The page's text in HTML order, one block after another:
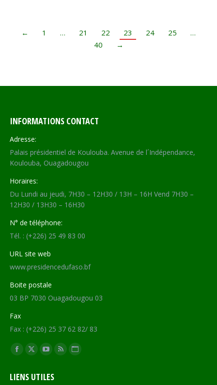
← 1 … 21 22 23 24 25
…
40
→
INFORMATIONS CONTACT
Adresse:
Palais présidentiel de Koulouba. Avenue de l´Indépendance,
Koulouba, Ouagadougou
Horaires:
Du Lundi au jeudi, 7H30 – 12H30 / 13H – 16H Vend 7H30 –
12H30 / 13H30 – 16H30
N° de téléphone:
Tél. : (+226) 25 49 83 00
URL site web
www.presidencedufaso.bf
Boite postale
03 BP 7030 Ouagadougou 03
Fax
Fax : (+226) 25 37 62 82/ 83
Trouvez nous sur :
Facebook
opens
X
opens
YouTube
opens
RSS Site
LIENS UTILES